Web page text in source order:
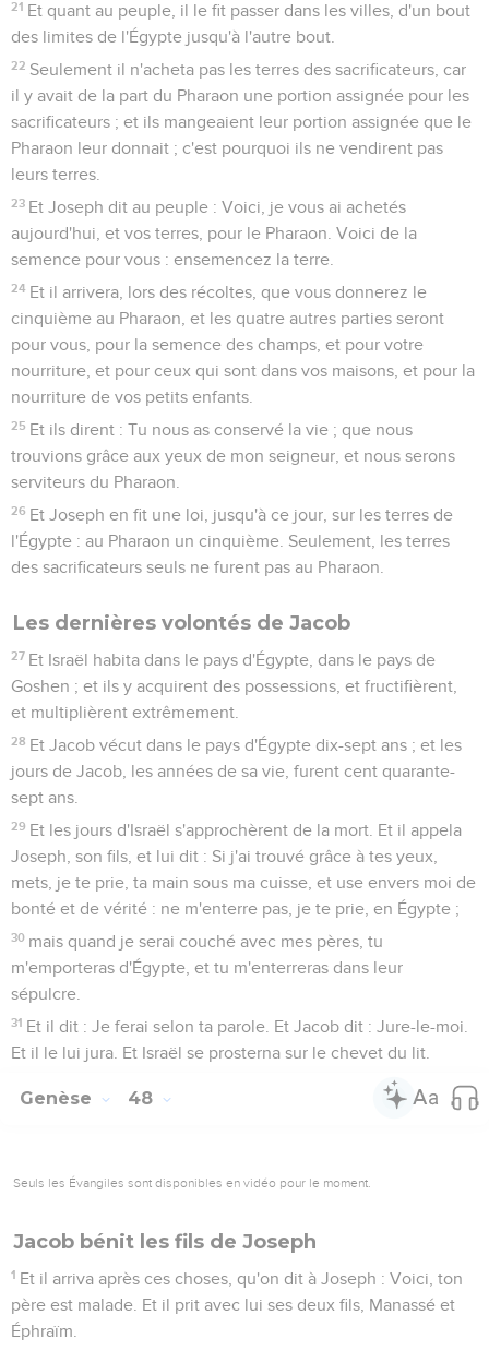
21 Et quant au peuple, il le fit passer dans les villes, d'un bout
des limites de l'Égypte jusqu'à l'autre bout.
22 Seulement il n'acheta pas les terres des sacrificateurs, car
il y avait de la part du Pharaon une portion assignée pour les
sacrificateurs ; et ils mangeaient leur portion assignée que le
Pharaon leur donnait ; c'est pourquoi ils ne vendirent pas
leurs terres.
23 Et Joseph dit au peuple : Voici, je vous ai achetés
aujourd'hui, et vos terres, pour le Pharaon. Voici de la
semence pour vous : ensemencez la terre.
24 Et il arrivera, lors des récoltes, que vous donnerez le
cinquième au Pharaon, et les quatre autres parties seront
pour vous, pour la semence des champs, et pour votre
nourriture, et pour ceux qui sont dans vos maisons, et pour la
nourriture de vos petits enfants.
25 Et ils dirent : Tu nous as conservé la vie ; que nous
trouvions grâce aux yeux de mon seigneur, et nous serons
serviteurs du Pharaon.
26 Et Joseph en fit une loi, jusqu'à ce jour, sur les terres de
l'Égypte : au Pharaon un cinquième. Seulement, les terres
des sacrificateurs seuls ne furent pas au Pharaon.
Les dernières volontés de Jacob
27 Et Israël habita dans le pays d'Égypte, dans le pays de
Goshen ; et ils y acquirent des possessions, et fructifièrent,
et multiplièrent extrêmement.
28 Et Jacob vécut dans le pays d'Égypte dix-sept ans ; et les
jours de Jacob, les années de sa vie, furent cent quarante-
sept ans.
29 Et les jours d'Israël s'approchèrent de la mort. Et il appela
Joseph, son fils, et lui dit : Si j'ai trouvé grâce à tes yeux,
mets, je te prie, ta main sous ma cuisse, et use envers moi de
bonté et de vérité : ne m'enterre pas, je te prie, en Égypte ;
30 mais quand je serai couché avec mes pères, tu
m'emporteras d'Égypte, et tu m'enterreras dans leur
sépulcre.
31 Et il dit : Je ferai selon ta parole. Et Jacob dit : Jure-le-moi.
Et il le lui jura. Et Israël se prosterna sur le chevet du lit.
Genèse 48
Seuls les Évangiles sont disponibles en vidéo pour le moment.
Jacob bénit les fils de Joseph
1 Et il arriva après ces choses, qu'on dit à Joseph : Voici, ton
père est malade. Et il prit avec lui ses deux fils, Manassé et
Éphraïm.